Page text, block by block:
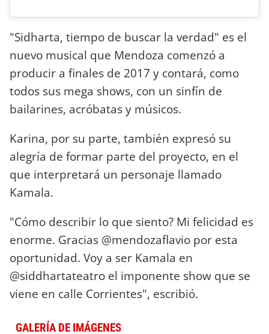
"Sidharta, tiempo de buscar la verdad" es el
nuevo musical que Mendoza comenzó a
producir a finales de 2017 y contará, como
todos sus mega shows, con un sinfín de
bailarines, acróbatas y músicos.
Karina, por su parte, también expresó su
alegría de formar parte del proyecto, en el
que interpretará un personaje llamado
Kamala.
"Cómo describir lo que siento? Mi felicidad es
enorme. Gracias @mendozaflavio por esta
oportunidad. Voy a ser Kamala en
@siddhartateatro el imponente show que se
viene en calle Corrientes", escribió.
GALERÍA DE IMÁGENES